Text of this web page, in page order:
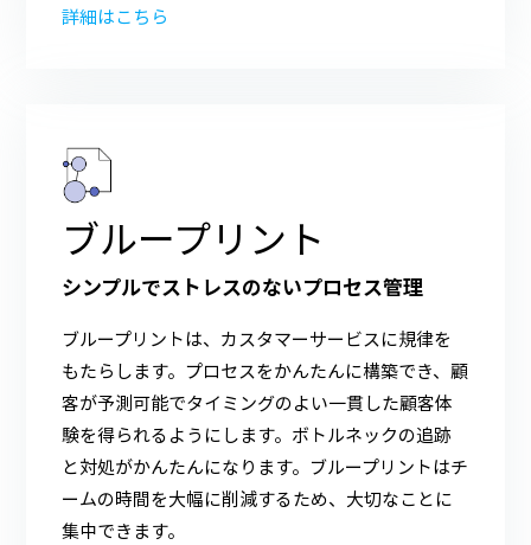
詳細はこちら
ブループリント
シンプルでストレスのないプロセス管理
ブループリントは、カスタマーサービスに規律を
もたらします。プロセスをかんたんに構築でき、顧
客が予測可能でタイミングのよい一貫した顧客体
験を得られるようにします。ボトルネックの追跡
と対処がかんたんになります。ブループリントはチ
ームの時間を大幅に削減するため、大切なことに
集中できます。